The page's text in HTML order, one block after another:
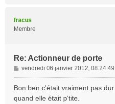
fracus
Membre
Re: Actionneur de porte
M
e
s
vendredi 06 janvier 2012, 08:24:49
Bon ben c'était vraiment pas
quand elle était p'tite.